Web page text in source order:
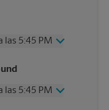
las 5:45 PM
las 5:45 PM